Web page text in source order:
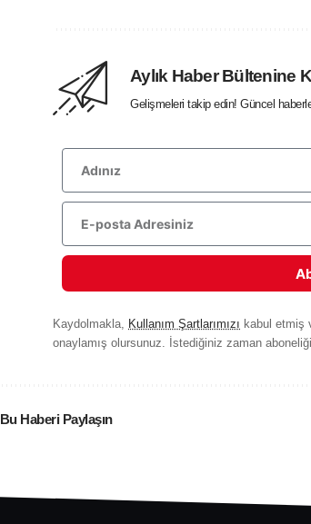
Aylık Haber Bültenine
Gelişmeleri takip edin! Güncel
Kaydolmakla, Kullanım Şartlarımızı kabul etmiş
onaylamış olursunuz. İstediğiniz zaman
Bu Haberi Paylaşın